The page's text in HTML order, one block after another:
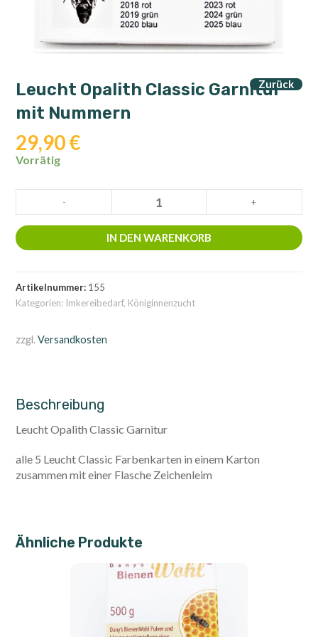
Zurück
Leucht Opalith Classic Garnitur
mit Nummern
29,90€
Vorrätig
Opalith
Classic
Garnitur
Menge
- +
IN DEN WARENKORB
Artikelnummer: 155
Kategorien: Imkereibedarf, Königinnenzucht
zzgl.Versandkosten
Beschreibung
Leucht Opalith Classic Garnitur
alle 5 Leucht Classic Farbenkarten in einem Karton
zusammen mit einer Flasche Zeichenleim
Ähnliche Produkte